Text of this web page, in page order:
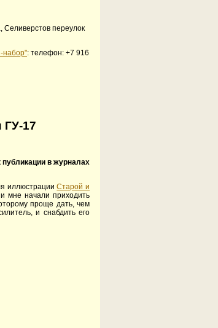
Селиверстов переулок
набор": телефон: +7 916
ГУ-17
публикации в журналах
иллюстрацииСтарой и
мне начали приходить
проще дать, чем
и снабдить его